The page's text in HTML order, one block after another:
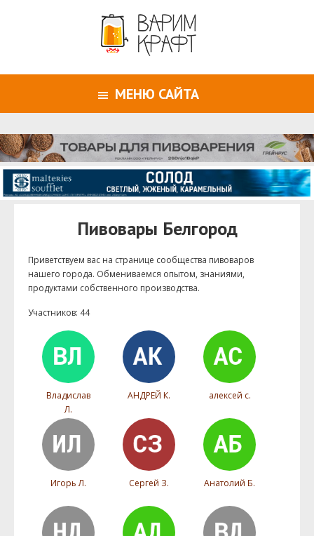
МЕНЮ САЙТА
Пивовары Белгород
Приветствуем ваc на странице сообщества пивоваров
нашего города. Обмениваемся опытом, знаниями,
продуктами собственного производства.
Участников: 44
Владислав
Л.
АНДРЕЙ К. алексей с.
Игорь Л. Сергей З. Анатолий Б.